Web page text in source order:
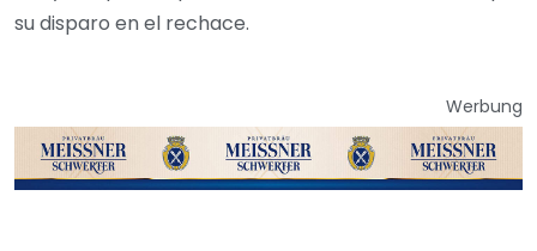
su disparo en el rechace.
Werbung